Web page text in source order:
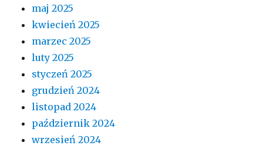
maj 2025
kwiecień 2025
marzec 2025
luty 2025
styczeń 2025
grudzień 2024
listopad 2024
październik 2024
wrzesień 2024